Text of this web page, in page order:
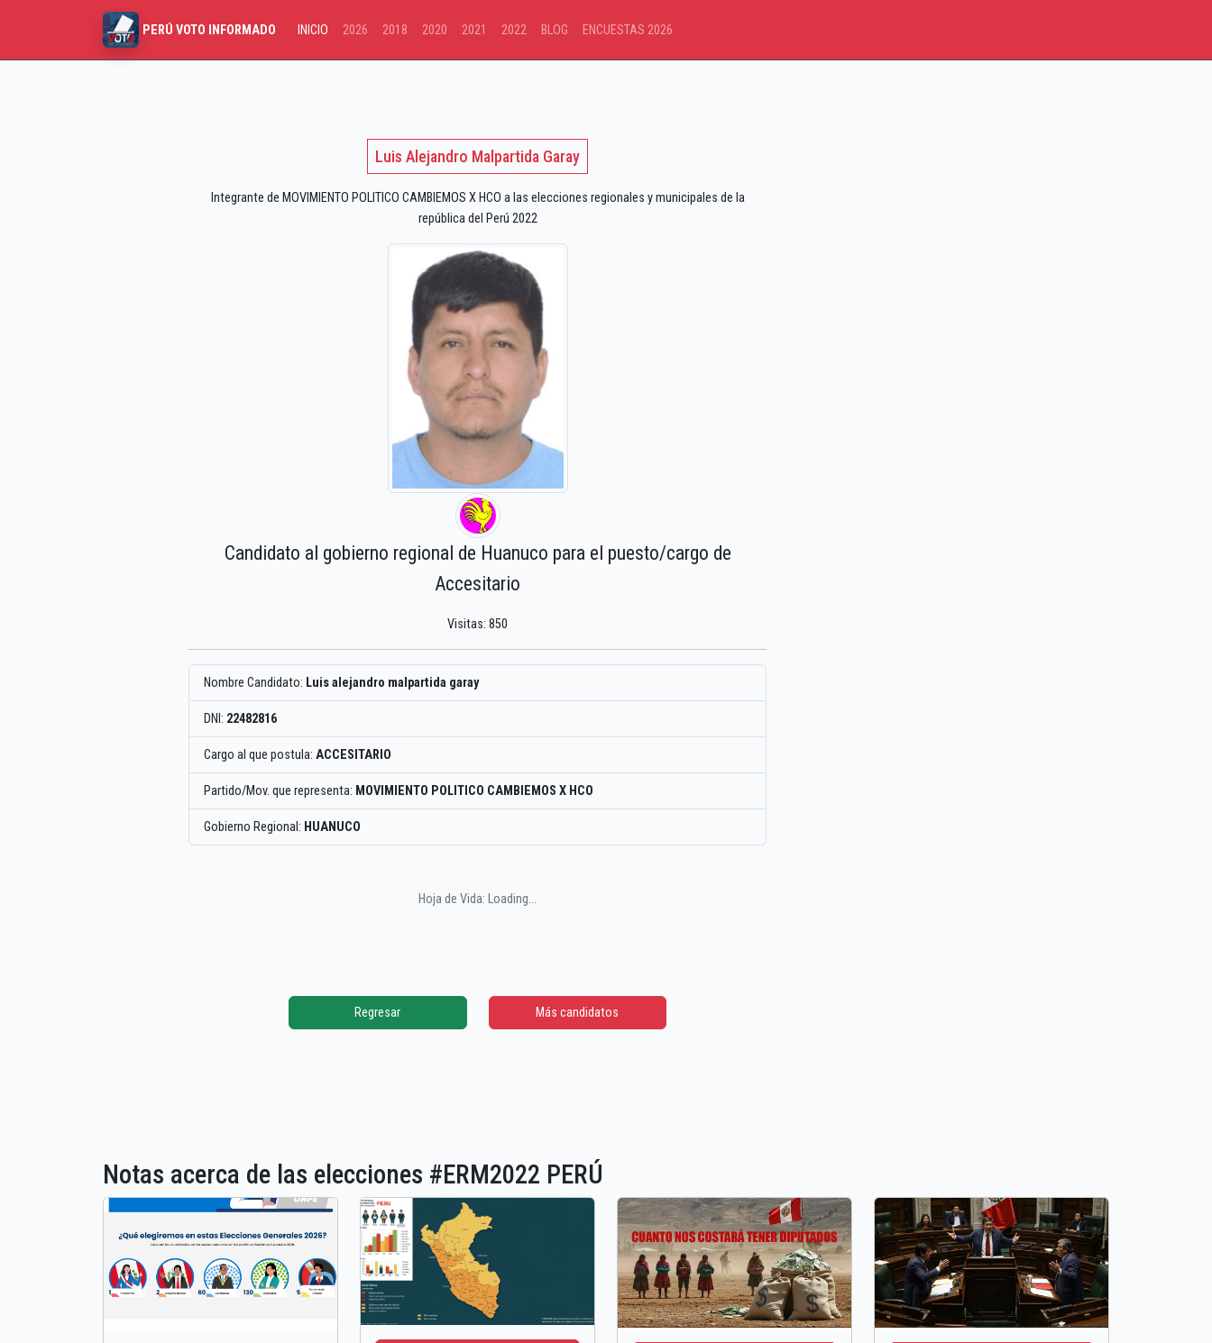
PERÚ VOTO INFORMADO INICIO 2026 2018 2020 2021 2022 BLOG ENCUESTAS 2026
Luis Alejandro Malpartida Garay
Integrante de MOVIMIENTO POLITICO CAMBIEMOS X HCO a las elecciones regionales y municipales de la
república del Perú 2022
Candidato al gobierno regional de Huanuco para el puesto/cargo de
Accesitario
Visitas: 850
Nombre Candidato: Luis alejandro malpartida garay
DNI: 22482816
Cargo al que postula: ACCESITARIO
Partido/Mov. que representa: MOVIMIENTO POLITICO CAMBIEMOS X HCO
Gobierno Regional: HUANUCO
Hoja de Vida: Loading...
Regresar Más candidatos
Notas acerca de las elecciones #ERM2022 PERÚ